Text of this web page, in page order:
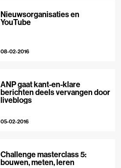
Nieuwsorganisaties en
YouTube
08-02-2016
ANP gaat kant-en-klare
berichten deels vervangen door
liveblogs
05-02-2016
Challenge masterclass 5:
bouwen, meten, leren